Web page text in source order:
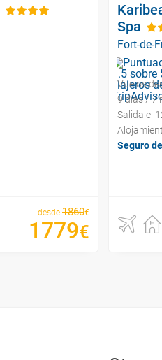
desde 1860€
1779€
Spa
Fort-de-
Vuelos
9 días / 7
Salida el
Seguro